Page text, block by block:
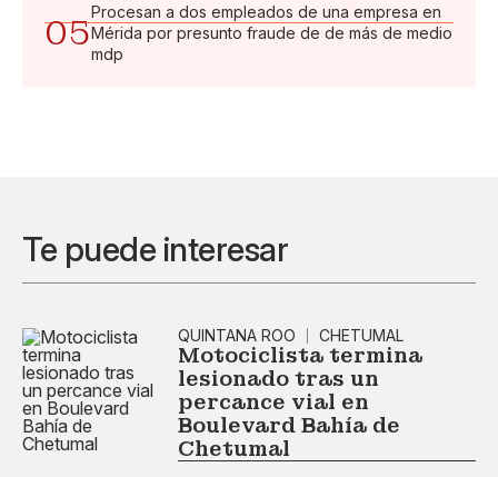
05
Procesan a dos empleados de una empresa en
Mérida por presunto fraude de de más de medio
mdp
Te puede interesar
QUINTANA ROO CHETUMAL
Motociclista termina
lesionado tras un
percance vial en
Boulevard Bahía de
Chetumal